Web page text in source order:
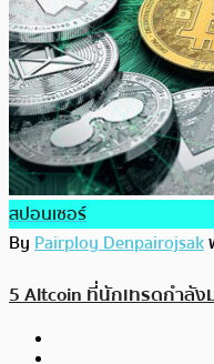
สปอนเซอร์
ByPairploy Denpairojsak
5 Altcoin ที่นักเทรดกำลั